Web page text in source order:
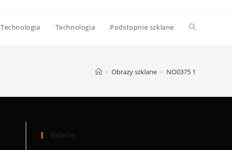
Technologia Technologia Podstopnie szklane
> Obrazy szklane > NO0375 1
Galerie